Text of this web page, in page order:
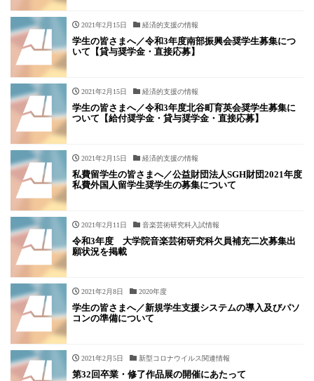
2021年2月15日 経済的支援の情報
学生の皆さまへ／令和3年度南部振興会奨学生募集につ
いて【貸与奨学金・直接応募】
2021年2月15日 経済的支援の情報
学生の皆さまへ／令和3年度北谷町育英会奨学生募集に
ついて【給付奨学金・貸与奨学金・直接応募】
2021年2月15日 経済的支援の情報
私費留学生の皆さまへ／公益財団法人SGH財団2021年度
私費外国人留学生奨学生の募集について
2021年2月11日 音楽芸術研究科入試情報
令和3年度 大学院音楽芸術研究科欠員補充二次募集出
願状況を掲載
2021年2月8日 2020年度
学生の皆さまへ／新規学生支援システムの導入及びパソ
コンの準備について
2021年2月5日 新型コロナウイルス関連情報
第32回卒業・修了作品展の開催にあたって